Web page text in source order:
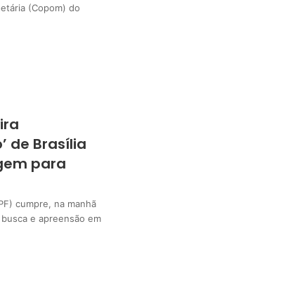
(Copom) do
de Brasília
para
cumpre, na manhã
e apreensão em